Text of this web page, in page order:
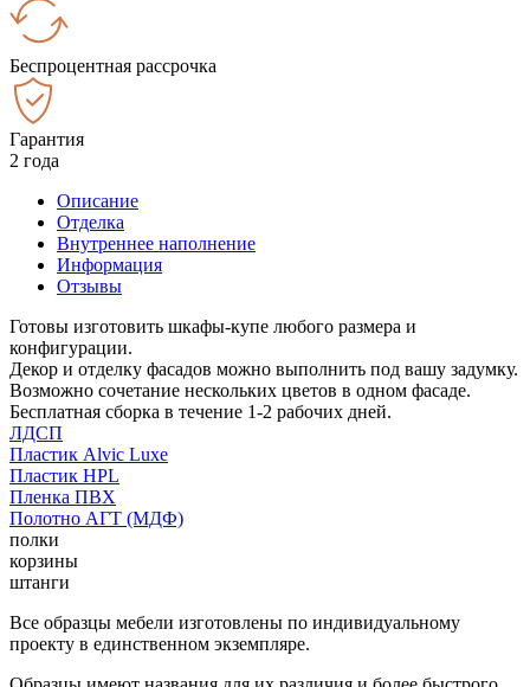
Беспроцентная рассрочка
Гарантия
2 года
Описание
Отделка
Внутреннее наполнение
Информация
Отзывы
Готовы изготовить шкафы-купе любого размера и
конфигурации.
Декор и отделку фасадов можно выполнить под вашу задумку.
Возможно сочетание нескольких цветов в одном фасаде.
Бесплатная сборка в течение 1-2 рабочих дней.
ЛДСП
Пластик Alvic Luxe
Пластик HPL
Пленка ПВХ
Полотно АГТ (МДФ)
полки
корзины
штанги
Все образцы мебели изготовлены по индивидуальному
проекту в единственном экземпляре.